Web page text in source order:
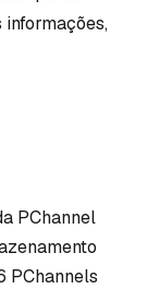
PChannel
PChannels